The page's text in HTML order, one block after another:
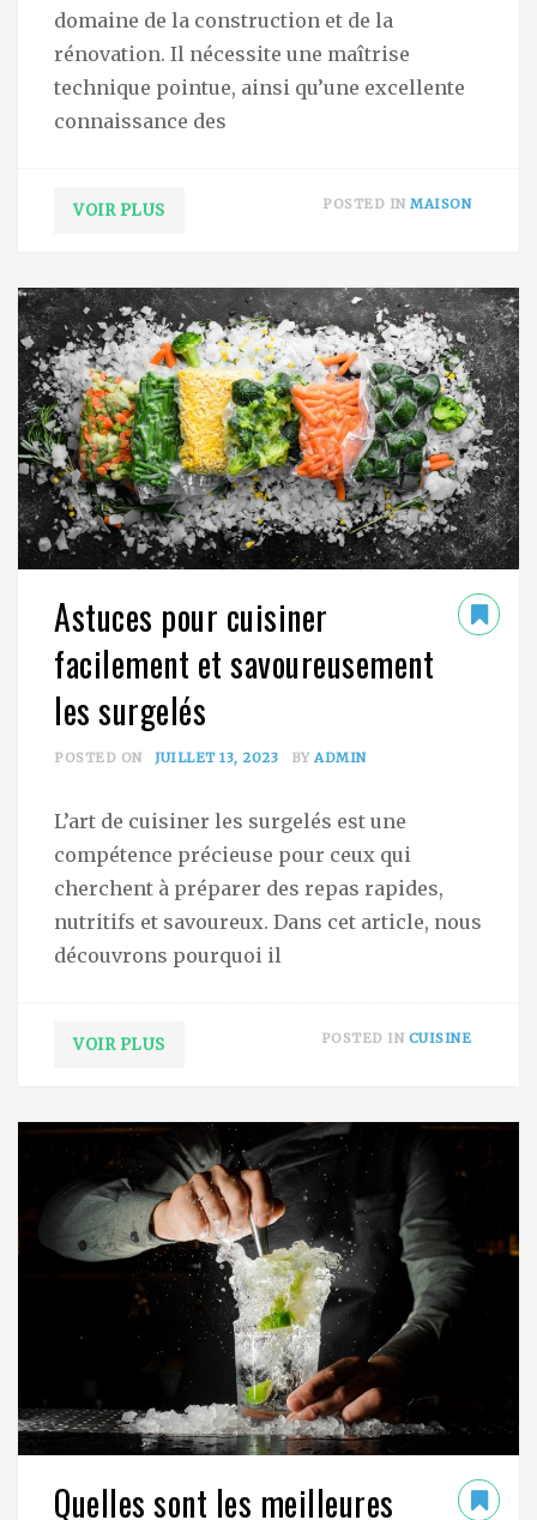
domaine de la construction et de la
rénovation. Il nécessite une maîtrise
technique pointue, ainsi qu’une excellente
connaissance des
VOIR PLUS POSTED IN MAISON
Astuces pour cuisiner
facilement et savoureusement
les surgelés
POSTED ON JUILLET 13, 2023 BY ADMIN
L’art de cuisiner les surgelés est une
compétence précieuse pour ceux qui
cherchent à préparer des repas rapides,
nutritifs et savoureux. Dans cet article, nous
découvrons pourquoi il
VOIR PLUS POSTED IN CUISINE
Quelles sont les meilleures